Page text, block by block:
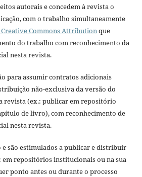
autorais e concedem à revista o
com o trabalho simultaneamente
Creative Commons Attributionque
do trabalho com reconhecimento da
nesta revista.
para assumir contratos adicionais
não-exclusiva da versão do
revista (ex.: publicar em repositório
de livro), com reconhecimento de
nesta revista.
e são estimulados a publicar e distribuir
repositórios institucionais ou na sua
ponto antes ou durante o processo